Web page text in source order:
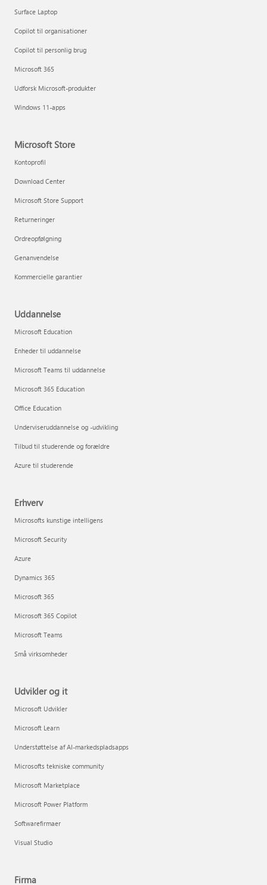
Surface Laptop
Copilot til organisationer
Copilot til personlig brug
Microsoft 365
Udforsk Microsoft-produkter
Windows 11-apps
Microsoft Store
Kontoprofil
Download Center
Microsoft Store Support
Returneringer
Ordreopfølgning
Genanvendelse
Kommercielle garantier
Uddannelse
Microsoft Education
Enheder til uddannelse
Microsoft Teams til uddannelse
Microsoft 365 Education
Office Education
Underviseruddannelse og -udvikling
Tilbud til studerende og forældre
Azure til studerende
Erhverv
Microsofts kunstige intelligens
Microsoft Security
Azure
Dynamics 365
Microsoft 365
Microsoft 365 Copilot
Microsoft Teams
Små virksomheder
Udvikler og it
Microsoft Udvikler
Microsoft Learn
Understøttelse af AI-markedspladsapps
Microsofts tekniske community
Microsoft Marketplace
Microsoft Power Platform
Softwarefirmaer
Visual Studio
Firma